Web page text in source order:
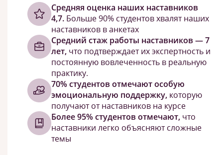
Cредняя оценка наших наставников
4,7. Больше 90% студентов хвалят наших
наставников в анкетах
Средний стаж работы наставников — 7
лет, что подтверждает их экспертность и
постоянную вовлеченность в реальную
практику.
70% студентов отмечают особую
эмоциональную поддержку, которую
получают от наставников на курсе
Более 95% студентов отмечают, что
наставники легко объясняют сложные
темы